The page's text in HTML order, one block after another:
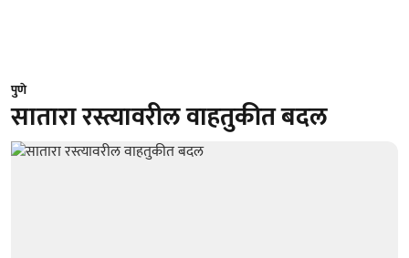
पुणे
सातारा रस्त्यावरील वाहतुकीत बदल